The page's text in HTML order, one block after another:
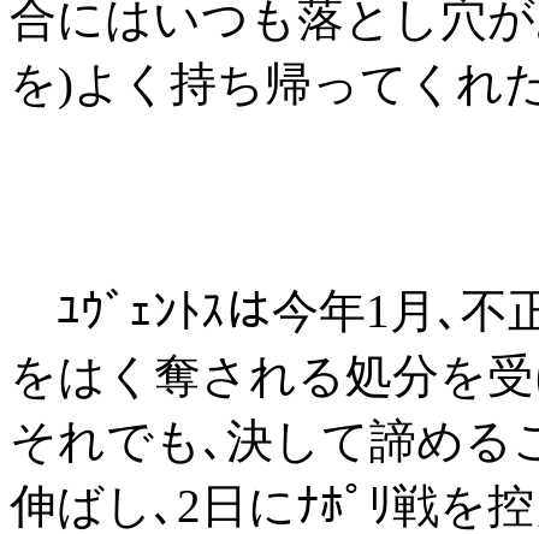
合にはいつも落とし穴
を)よく持ち帰ってくれ
ﾕｳﾞｪﾝﾄｽは今年1月､不
をはく奪される処分を
それでも､決して諦める
伸ばし､2日にﾅﾎﾟﾘ戦を